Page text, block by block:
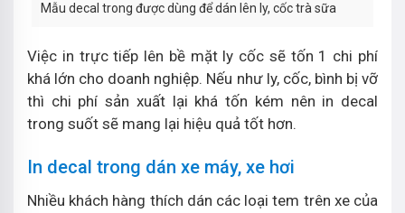
Mẫu decal trong được dùng để dán lên ly, cốc trà sữa
Việc in trực tiếp lên bề mặt ly cốc sẽ tốn 1 chi phí
khá lớn cho doanh nghiệp. Nếu như ly, cốc, bình bị vỡ
thì chi phí sản xuất lại khá tốn kém nên in decal
trong suốt sẽ mang lại hiệu quả tốt hơn.
In decal trong dán xe máy, xe hơi
Nhiều khách hàng thích dán các loại tem trên xe của